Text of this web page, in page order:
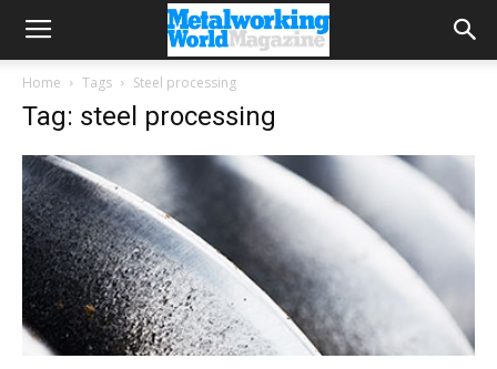
Home Tags Steel processing
Tag: steel processing